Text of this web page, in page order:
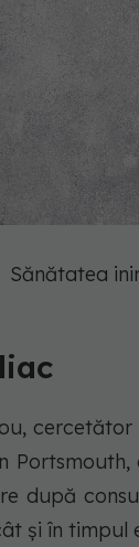
Sănătatea
după
și în